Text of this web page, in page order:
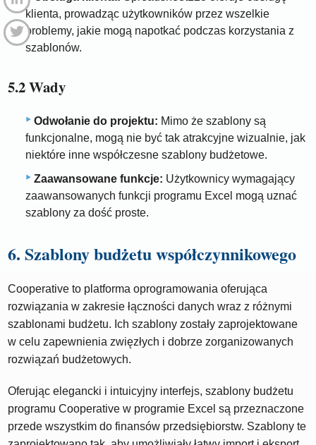
klienta, prowadząc użytkowników przez wszelkie
problemy, jakie mogą napotkać podczas korzystania z
szablonów.
5.2 Wady
Odwołanie do projektu: Mimo że szablony są
funkcjonalne, mogą nie być tak atrakcyjne wizualnie, jak
niektóre inne współczesne szablony budżetowe.
Zaawansowane funkcje: Użytkownicy wymagający
zaawansowanych funkcji programu Excel mogą uznać
szablony za dość proste.
6. Szablony budżetu współczynnikowego
Cooperative to platforma oprogramowania oferująca
rozwiązania w zakresie łączności danych wraz z różnymi
szablonami budżetu. Ich szablony zostały zaprojektowane
w celu zapewnienia zwięzłych i dobrze zorganizowanych
rozwiązań budżetowych.
Oferując elegancki i intuicyjny interfejs, szablony budżetu
programu Cooperative w programie Excel są przeznaczone
przede wszystkim do finansów przedsiębiorstw. Szablony te